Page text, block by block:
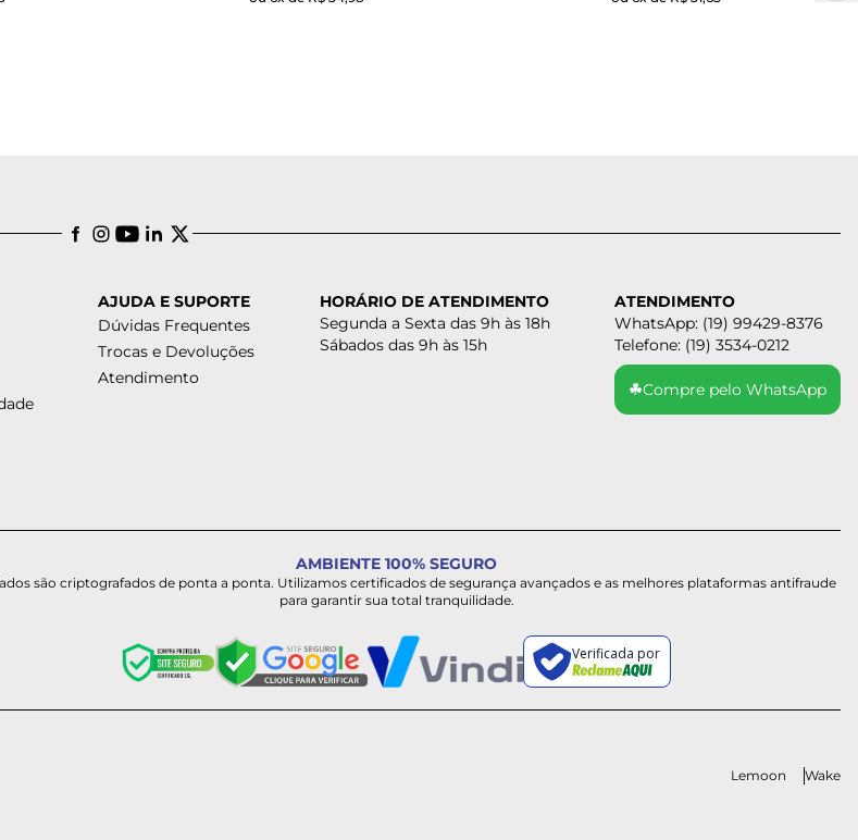
AJUDA E SUPORTE
Dúvidas Frequentes
Trocas e Devoluções
Atendimento
HORÁRIO DE ATENDIMENTO
Segunda a Sexta das 9h às 18h
Sábados das 9h às 15h
ATENDIMENTO
WhatsApp: (19) 99429-8376
Telefone: (19) 3534-0212
☘Compre pelo WhatsApp
AMBIENTE 100% SEGURO
são criptografados de ponta a ponta. Utilizamos certificados de segurança avançados e as melhores plataformas antifraude
para garantir sua total tranquilidade.
Verificada por
Lemoon Wake